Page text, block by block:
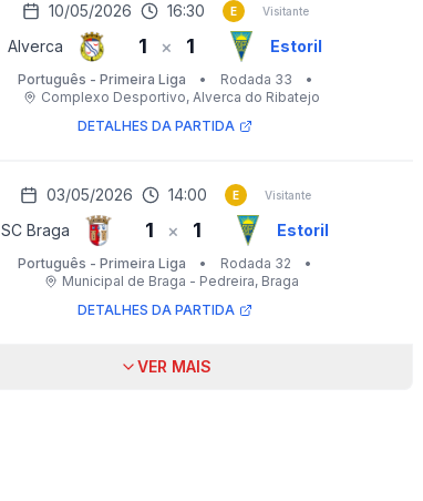
10/05/2026 16:30 E Visitante
Alverca 1 × 1 Estoril
Português - Primeira Liga • Rodada 33
•
Complexo Desportivo, Alverca do Ribatejo
DETALHES DA PARTIDA
03/05/2026 14:00 E Visitante
SC Braga 1 × 1 Estoril
Português - Primeira Liga • Rodada 32
•
Municipal de Braga - Pedreira, Braga
DETALHES DA PARTIDA
VER MAIS